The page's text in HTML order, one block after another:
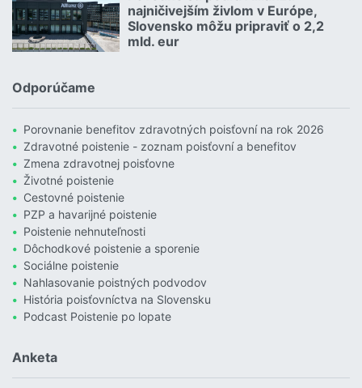
najničivejším živlom v Európe,
Slovensko môžu pripraviť o 2,2
mld. eur
Odporúčame
Porovnanie benefitov zdravotných poisťovní na rok 2026
Zdravotné poistenie - zoznam poisťovní a benefitov
Zmena zdravotnej poisťovne
Životné poistenie
Cestovné poistenie
PZP a havarijné poistenie
Poistenie nehnuteľnosti
Dôchodkové poistenie a sporenie
Sociálne poistenie
Nahlasovanie poistných podvodov
História poisťovníctva na Slovensku
Podcast Poistenie po lopate
Anketa